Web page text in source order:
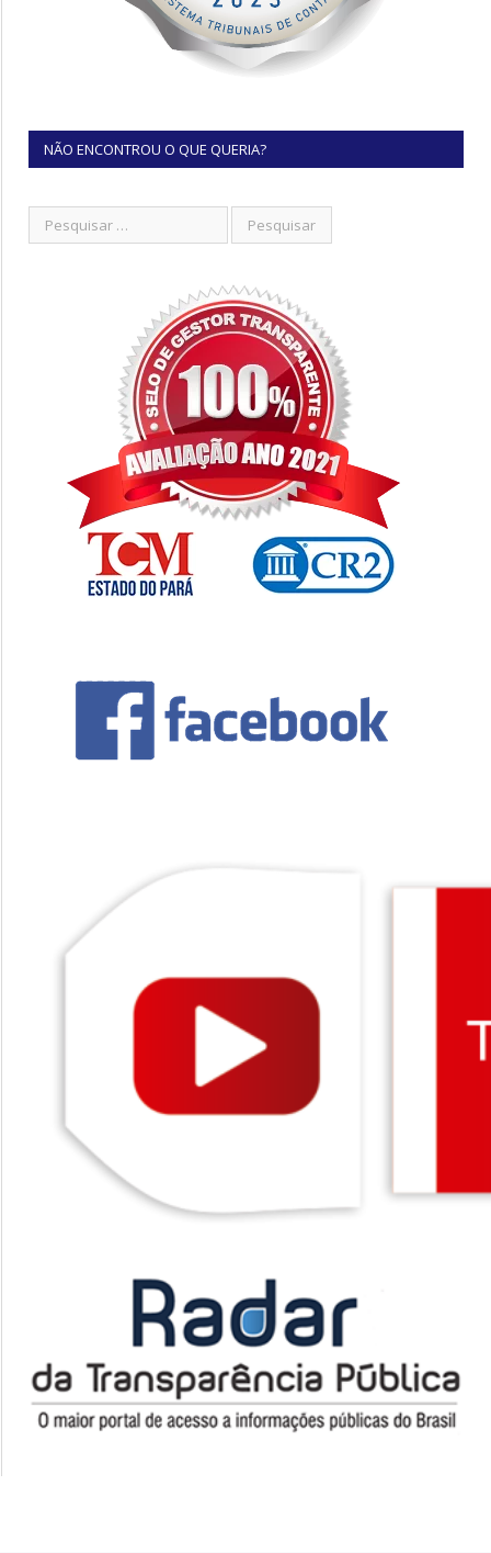
NÃO ENCONTROU O QUE QUERIA?